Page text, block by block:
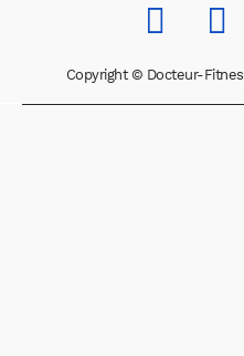
Copyright © Docteur-